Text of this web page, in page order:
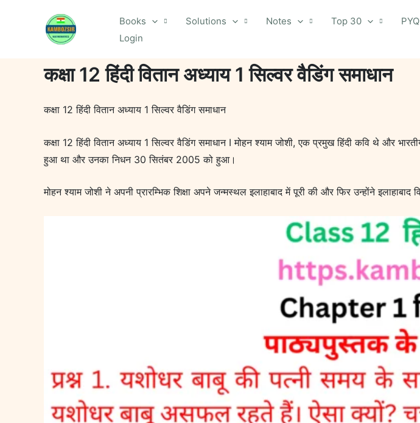
Books Solutions Notes Top 30 PYQ
Login
कक्षा 12 हिंदी वितान अध्याय 1 सिल्वर वैडिंग समाधान
कक्षा 12 हिंदी वितान अध्याय 1 सिल्वर वैडिंग समाधान
कक्षा 12 हिंदी वितान अध्याय 1 सिल्वर वैडिंग समाधान I मोहन श्याम जोशी, एक प्रमुख हिंदी कवि थे और
हुआ था और उनका निधन 30 सितंबर 2005 को हुआ।
मोहन श्याम जोशी ने अपनी प्रारम्भिक शिक्षा अपने जन्मस्थल इलाहाबाद में पूरी की और फिर उन्होंने इलाहाबाद